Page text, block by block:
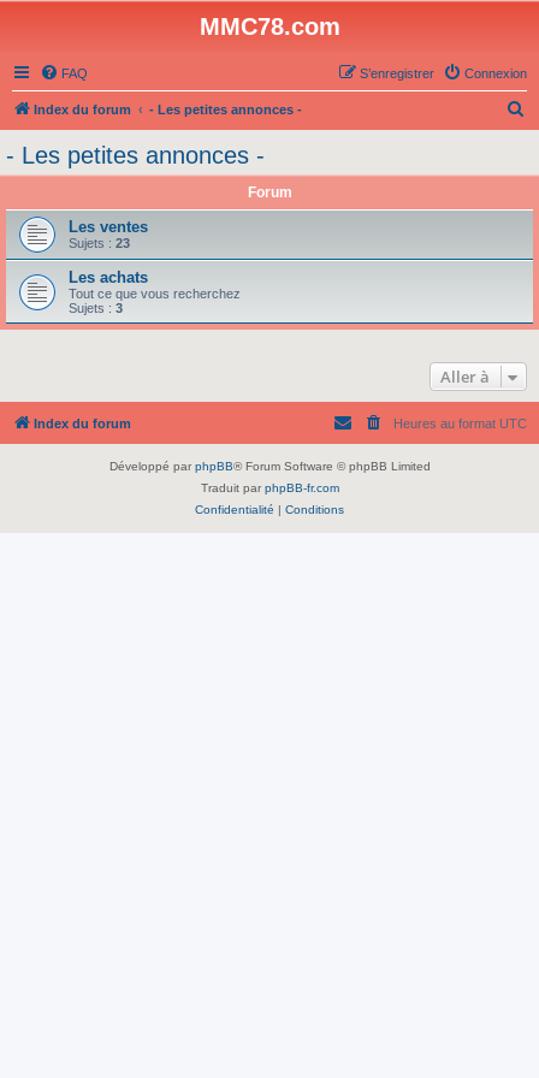
MMC78.com
FAQ Connexion
S’enregistrer
Index du forum - Les petites annonces -
r
- Les petites annonces -
Forum
Les ventes
Sujets : 23
Les achats
Tout ce que vous recherchez
Sujets : 3
Aller à
Index du forum Heures au format UTC
Développé par phpBB® Forum Software © phpBB Limited
Traduit par phpBB-fr.com
Confidentialité | Conditions